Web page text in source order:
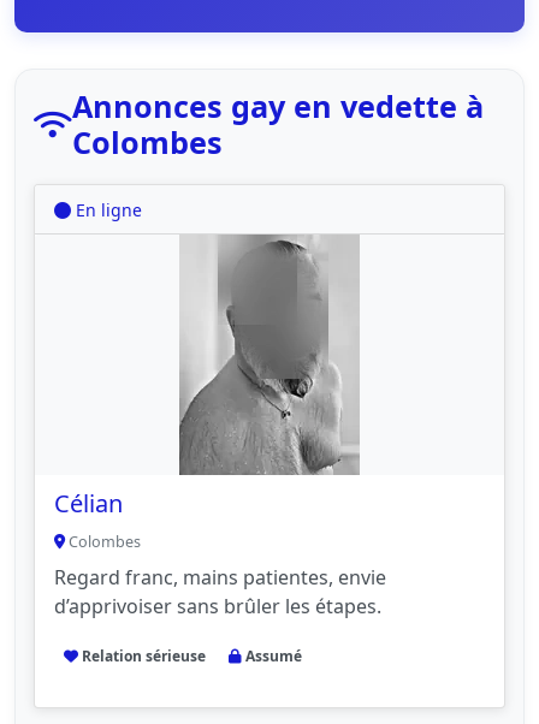
Annonces gay en vedette à
Colombes
En ligne
Célian
Colombes
Regard franc, mains patientes, envie
d’apprivoiser sans brûler les étapes.
Relation sérieuse Assumé